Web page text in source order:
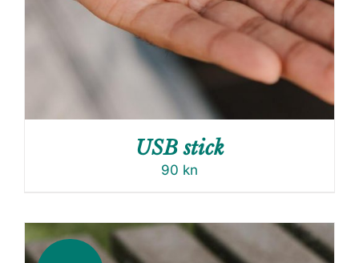
USB stick
90 kn